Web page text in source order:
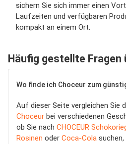
sichern Sie sich immer einen
Laufzeiten und verfügbaren
kompakt an einem Ort.
Häufig gestellte Fragen
Wo finde ich Choceur zum
Auf dieser Seite vergleichen Sie
Choceur bei verschiedenen
ob Sie nach CHOCEUR
Rosinen oder Coca-Cola